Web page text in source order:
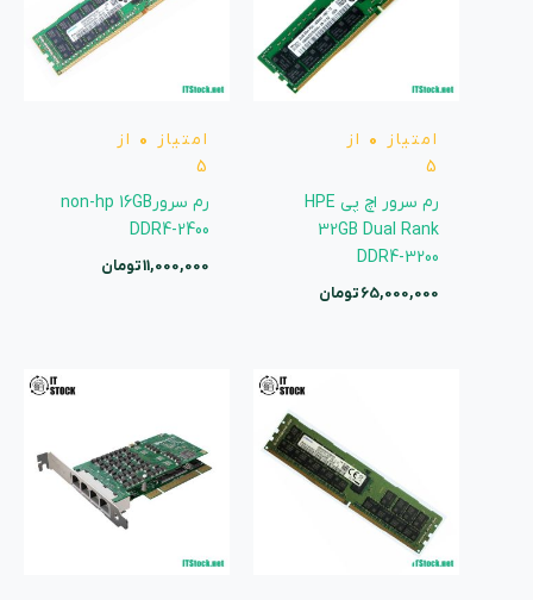
امتیاز 0 از
5
رم سرور اچ پی HPE
32GB Dual Rank
DDR4-3200
65,000,000تومان
امتیاز 0 از
5
رم سرورnon-hp 16GB
DDR4-2400
11,000,000تومان